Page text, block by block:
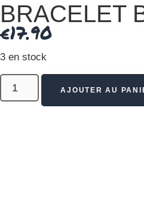
BRACELET
€17.90
3 en stock
AJOUTER AU